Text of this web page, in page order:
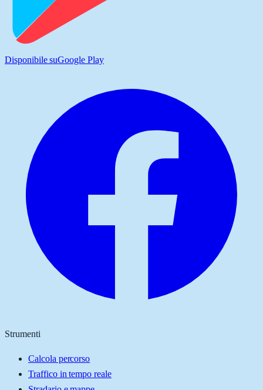
Disponibile suGoogle Play
Strumenti
Calcola percorso
Traffico in tempo reale